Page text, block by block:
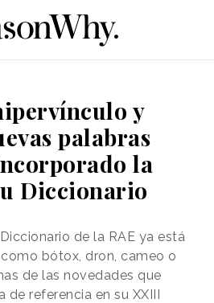
y
palabras
la
Diccionario
de la RAE ya está
bótox, dron, cameo o
de las novedades que
de referencia en su XXIII